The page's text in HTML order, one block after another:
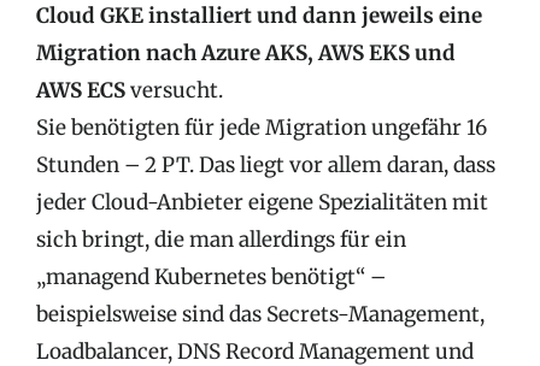
Cloud GKE installiert und dann jeweils eine
Migration nach Azure AKS, AWS EKS und
AWS ECSversucht.
Sie benötigten für jede Migration ungefähr 16
Stunden – 2 PT. Das liegt vor allem daran, dass
jeder Cloud-Anbieter eigene Spezialitäten mit
sich bringt, die man allerdings für ein
„managend Kubernetes benötigt“ –
beispielsweise sind das Secrets-Management,
Loadbalancer, DNS Record Management und